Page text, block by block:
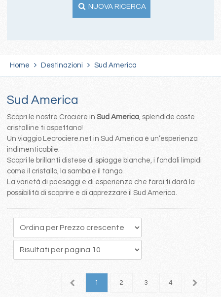
NUOVA RICERCA
Home Destinazioni Sud America
Sud America
Scopri le nostre Crociere in Sud America, splendide coste
cristalline ti aspettano!
Un viaggio Lecrociere.net in Sud America è un’esperienza
indimenticabile.
Scopri le brillanti distese di spiagge bianche, i fondali limpidi
come il cristallo, la samba e il tango.
La varietà di paesaggi e di esperienze che farai ti darà la
possibilità di scoprire e di apprezzare il Sud America.
1 2 3 4 5